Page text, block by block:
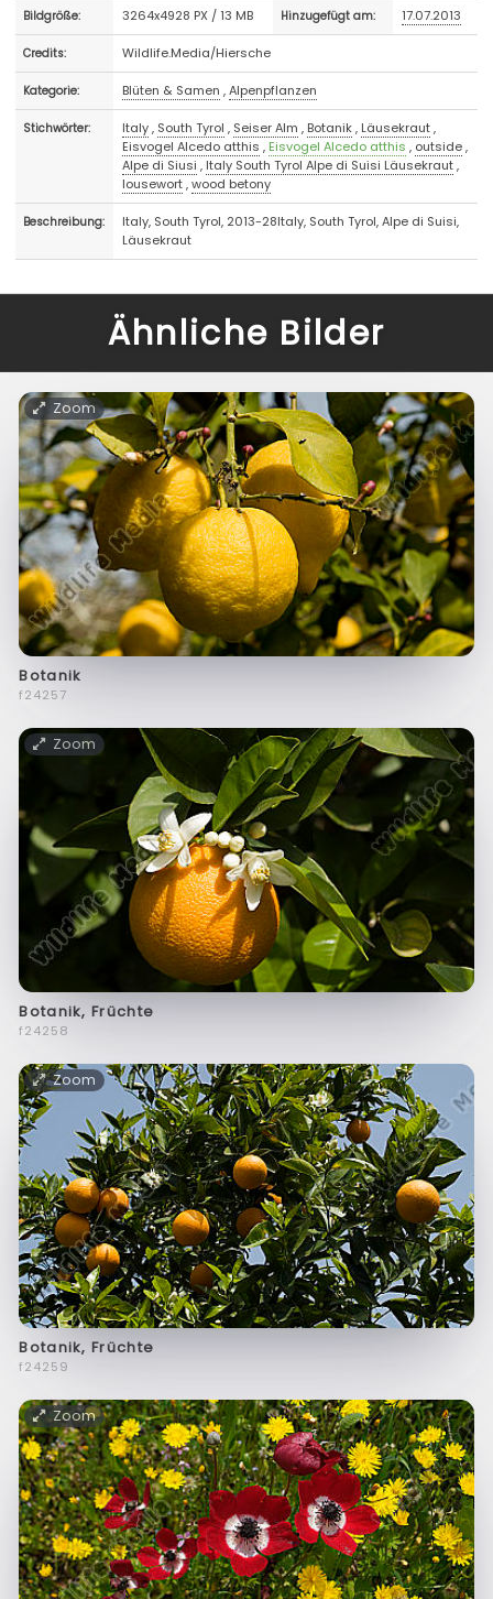
Bildgröße: 3264x4928 PX / 13 MB Hinzugefügt am: 17.07.2013
Credits: Wildlife.Media/Hiersche
Kategorie: Blüten & Samen ,Alpenpflanzen
Stichwörter: Italy, South Tyrol , Seiser Alm , Botanik, Läusekraut,
Eisvogel Alcedo atthis , Eisvogel Alcedo atthis , outside,
Alpe di Siusi , Italy South Tyrol Alpe di Suisi Läusekraut,
lousewort,wood betony
Beschreibung:
Italy, South Tyrol, 2013-28Italy, South Tyrol, Alpe di Suisi,
Läusekraut
Ähnliche Bilder
Zoom
Botanik
f24257
Zoom
Botanik, Früchte
f24258
Zoom
Botanik, Früchte
f24259
Zoom